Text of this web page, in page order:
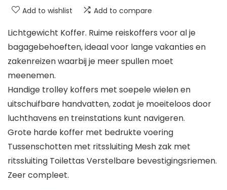
Add to wishlist Add to compare
Lichtgewicht Koffer. Ruime reiskoffers voor al je
bagagebehoeften, ideaal voor lange vakanties en
zakenreizen waarbij je meer spullen moet
meenemen.
Handige trolley koffers met soepele wielen en
uitschuifbare handvatten, zodat je moeiteloos door
luchthavens en treinstations kunt navigeren.
Grote harde koffer met bedrukte voering
Tussenschotten met ritssluiting Mesh zak met
ritssluiting Toilettas Verstelbare bevestigingsriemen.
Zeer compleet.